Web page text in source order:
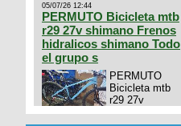
05/07/26 12:44
PERMUTO Bicicleta mtb
r29 27v shimano Frenos
hidralicos shimano Todo
el grupo s
PERMUTO
Bicicleta mtb
r29 27v
shimano